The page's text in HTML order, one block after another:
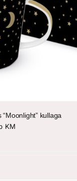
kullaga
KM